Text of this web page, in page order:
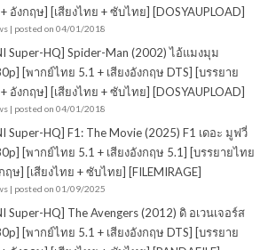
อังกฤษ] [เสียงไทย + ซับไทย] [DOSYAUPLOAD]
| posted on 04/01/2018
Super-HQ] Spider-Man (2002) ไอ้แมงมุม
[พากย์ไทย 5.1 + เสียงอังกฤษ DTS] [บรรยาย
อังกฤษ] [เสียงไทย + ซับไทย] [DOSYAUPLOAD]
| posted on 04/01/2018
Super-HQ] F1: The Movie (2025) F1 เดอะ มูฟวี่
[พากย์ไทย 5.1 + เสียงอังกฤษ 5.1] [บรรยายไทย
ฤษ] [เสียงไทย + ซับไทย] [FILEMIRAGE]
| posted on 01/09/2025
Super-HQ] The Avengers (2012) ดิ อเวนเจอร์ส
[พากย์ไทย 5.1 + เสียงอังกฤษ DTS] [บรรยาย